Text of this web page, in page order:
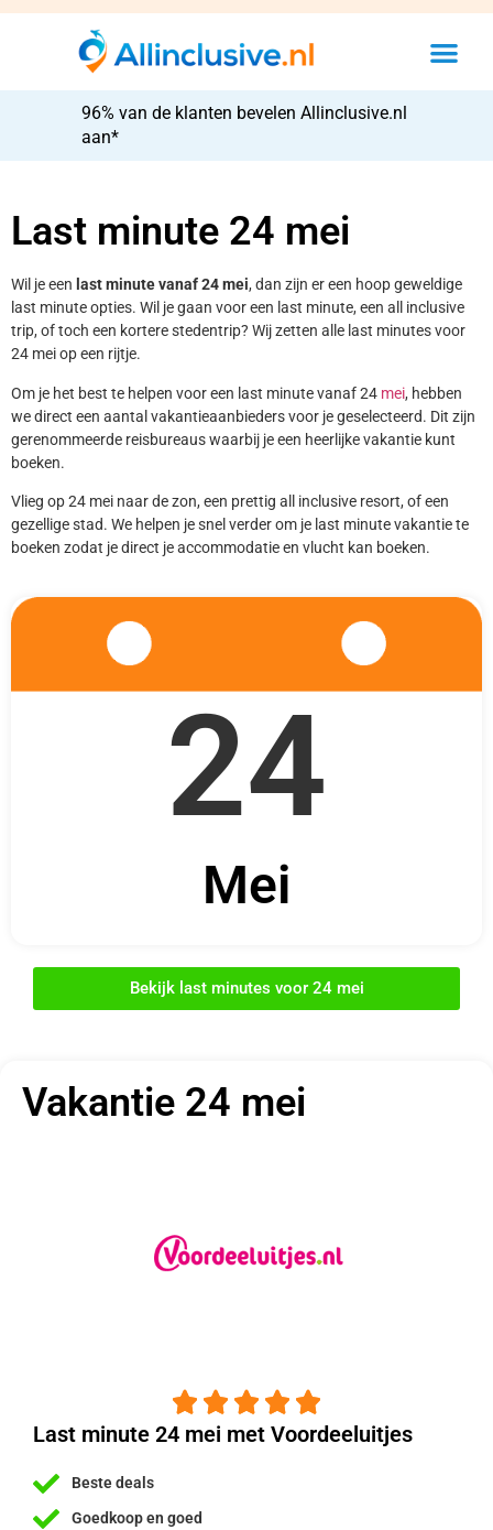
96% van de klanten bevelen Allinclusive.nl
aan*
Last minute 24 mei
Wil je een last minute vanaf 24 mei, dan zijn er een hoop geweldige
last minute opties. Wil je gaan voor een last minute, een all inclusive
trip, of toch een kortere stedentrip? Wij zetten alle last minutes voor
24 mei op een rijtje.
Om je het best te helpen voor een last minute vanaf 24 mei, hebben
we direct een aantal vakantieaanbieders voor je geselecteerd. Dit zijn
gerenommeerde reisbureaus waarbij je een heerlijke vakantie kunt
boeken.
Vlieg op 24 mei naar de zon, een prettig all inclusive resort, of een
gezellige stad. We helpen je snel verder om je last minute vakantie te
boeken zodat je direct je accommodatie en vlucht kan boeken.
24
Mei
Bekijk last minutes voor 24 mei
Vakantie 24 mei
    
Last minute 24 mei met Voordeeluitjes
Beste deals
Goedkoop en goed